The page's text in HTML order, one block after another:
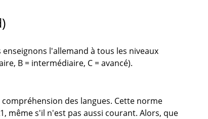
l'allemand à tous les niveaux
B = intermédiaire, C = avancé).
des langues. Cette norme
même s'il n'est pas aussi courant. Alors, que